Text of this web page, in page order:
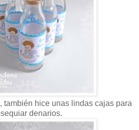
también hice unas lindas cajas para
denarios.